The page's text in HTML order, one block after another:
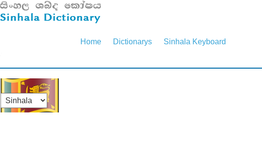
Home Dictionarys Sinhala Keyboard